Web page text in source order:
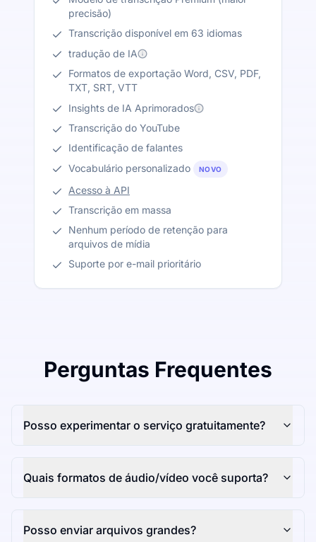
precisão)
Transcrição disponível em 63 idiomas
tradução de IA
Formatos de exportação Word, CSV, PDF,
TXT, SRT, VTT
Insights de IA Aprimorados
Transcrição do YouTube
Identificação de falantes
Vocabulário personalizado
NOVO
Acesso à API
Transcrição em massa
Nenhum período de retenção para
arquivos de mídia
Suporte por e-mail prioritário
Perguntas Frequentes
Posso experimentar o serviço gratuitamente?
Quais formatos de áudio/vídeo você suporta?
Posso enviar arquivos grandes?